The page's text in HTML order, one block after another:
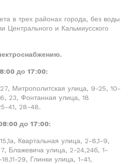
в трех районах города, без воды
Центрального и Кальмиусского
до 17:00:
Митрополитская улица, 9-25, 10-
23, Фонтанная улица, 18
41, 28-48.
до 17:00:
Квартальная улица, 2-8,1-9,
Блажевича улица, 2-24,24б, 1-
29, Глинки улица, 1-41,